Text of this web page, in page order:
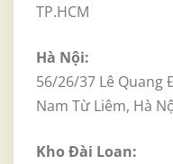
TP.HCM
Hà Nội:
56/26/37 Lê Quang
Nam Từ Liêm, Hà
Kho Đài Loan: